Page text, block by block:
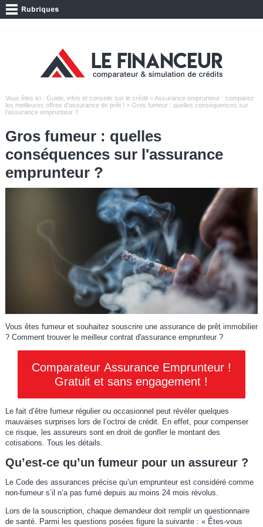
Vous êtes ici : Guide, infos et conseils sur le crédit>Assurance emprunteur : comparez
les meilleures offres d'assurance de prêt ! > Gros fumeur : quelles conséquences sur
l'assurance emprunteur ?
Gros fumeur : quelles
conséquences sur l'assurance
emprunteur ?
Vous êtes fumeur et souhaitez souscrire une assurance de prêt immobilier
? Comment trouver le meilleur contrat d'assurance emprunteur ?
Comparateur Assurance Emprunteur !
Gratuit et sans engagement !
Le fait d’être fumeur régulier ou occasionnel peut révéler quelques
mauvaises surprises lors de l’octroi de crédit. En effet, pour compenser
ce risque, les assureurs sont en droit de gonfler le montant des
cotisations. Tous les détails.
Qu’est-ce qu’un fumeur pour un assureur ?
Le Code des assurances précise qu’un emprunteur est considéré comme
non-fumeur s’il n’a pas fumé depuis au moins 24 mois révolus.
Lors de la souscription, chaque demandeur doit remplir un questionnaire
de santé. Parmi les questions posées figure la suivante : « Êtes-vous